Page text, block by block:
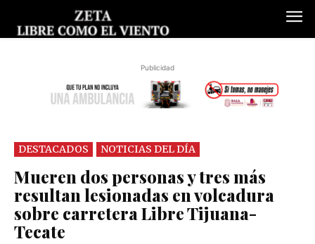
Publicidad
DESTACADOS NOTICIAS DEL DÍA
Mueren dos personas y tres más
resultan lesionadas en volcadura
sobre carretera Libre Tijuana-
Tecate